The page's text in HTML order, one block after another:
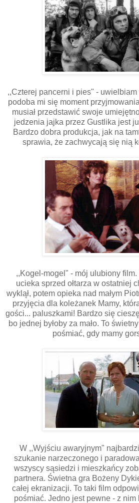
,,Czterej pancerni i pies" -
podoba mi się moment
musiał przedstawić swoje
jedzenia jajka przez Gustlika jest
Bardzo dobra produkcja, jak na
sprawia, że zachwycają się nią
,,Kogel-mogel" - mój ulubiony film.
ucieka sprzed ołtarza w ostatniej
wyklął, potem opieka nad małym
przyjęcia dla koleżanek Mamy,
gości... paluszkami! Bardzo się
bo jednej byłoby za mało. To
pośmiać, gdy mamy
W ,,Wyjściu awaryjnym"
szukanie narzeczonego i
wszyscy sąsiedzi i mieszkańcy
partnera. Świetna gra Bożeny
całej ekranizacji. To taki film
pośmiać. Jedno jest pewne - z